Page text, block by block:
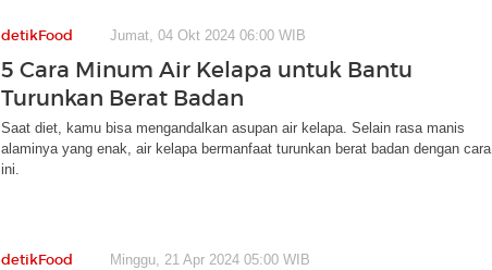
detikFood Jumat, 04 Okt 2024 06:00 WIB
5 Cara Minum Air Kelapa untuk Bantu
Turunkan Berat Badan
Saat diet, kamu bisa mengandalkan asupan air kelapa. Selain rasa manis
alaminya yang enak, air kelapa bermanfaat turunkan berat badan dengan cara
ini.
detikFood Minggu, 21 Apr 2024 05:00 WIB